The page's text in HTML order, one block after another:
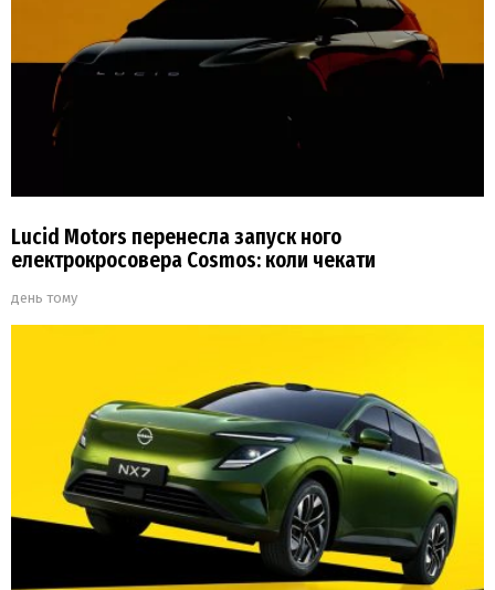
Lucid Motors перенесла запуск ного
електрокросовера Cosmos: коли чекати
день тому